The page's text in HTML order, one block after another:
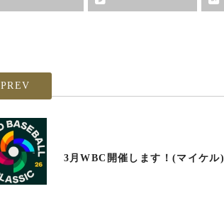
PREV
3月WBC開催します！(マイケル)